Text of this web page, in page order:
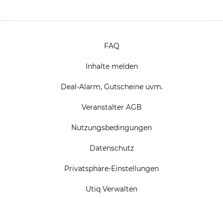
FAQ
Inhalte melden
Deal-Alarm, Gutscheine uvm.
Veranstalter AGB
Nutzungsbedingungen
Datenschutz
Privatsphäre-Einstellungen
Utiq Verwalten